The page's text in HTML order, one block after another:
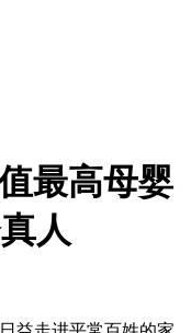
最高母婴
人